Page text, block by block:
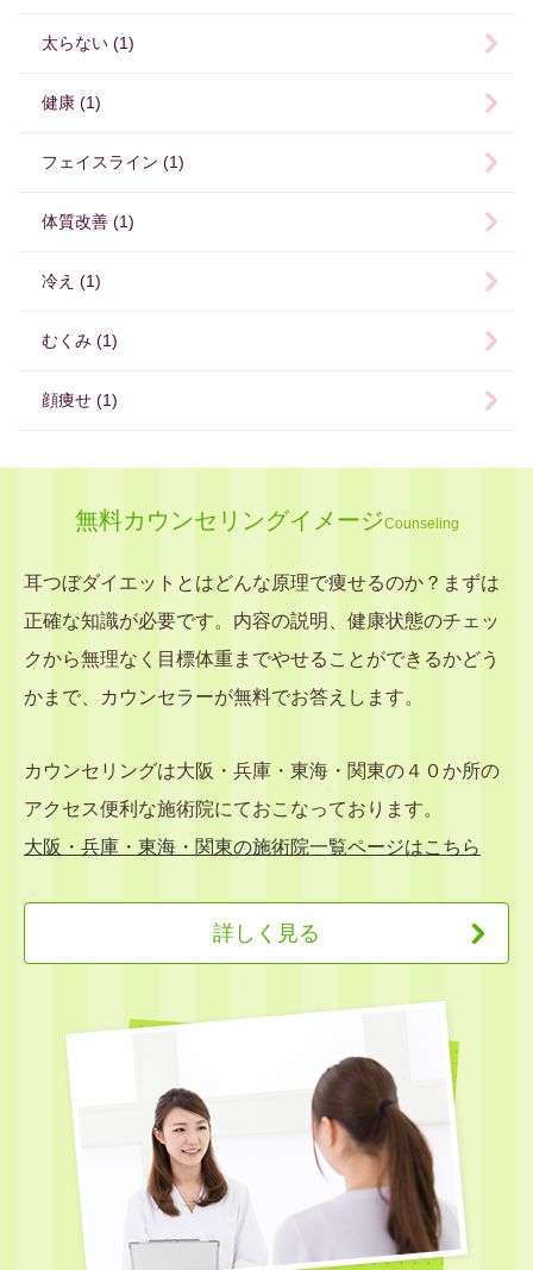
太らない (1)
健康 (1)
フェイスライン (1)
体質改善 (1)
冷え (1)
むくみ (1)
顔痩せ (1)
無料カウンセリングイメージCounseling
耳つぼダイエットとはどんな原理で痩せるのか？まずは
正確な知識が必要です。内容の説明、健康状態のチェッ
クから無理なく目標体重までやせることができるかどう
かまで、カウンセラーが無料でお答えします。
カウンセリングは大阪・兵庫・東海・関東の４０か所の
アクセス便利な施術院にておこなっております。
大阪・兵庫・東海・関東の施術院一覧ページはこちら
詳しく見る